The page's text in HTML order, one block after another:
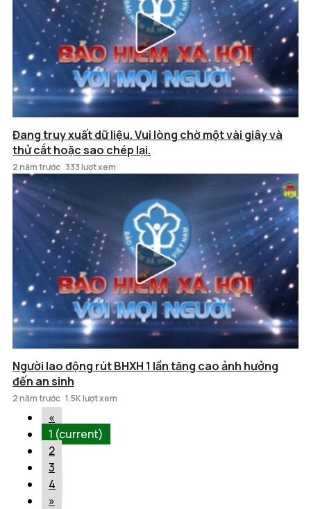
Đang truy xuất dữ liệu. Vui lòng chờ một vài giây và
thử cắt hoặc sao chép lại.
2 năm trước 333 lượt xem
Người lao động rút BHXH 1 lần tăng cao ảnh hưởng
đến an sinh
2 năm trước 1.5K lượt xem
«
1 (current)
2
3
4
»